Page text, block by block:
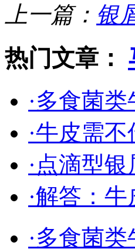
上一篇： 银
热门文章：
·多食菌
·牛皮需
·点滴型
·解答：
·多食菌